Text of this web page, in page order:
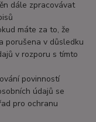
dále zpracovávat
máte za to, že
porušena v důsledku
v rozporu s tímto
povinností
údajů se
pro ochranu